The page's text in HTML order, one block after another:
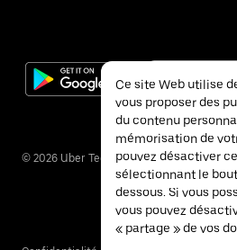
© 2026 Uber Technologies Inc.
Ce site Web utilise
vous proposer des
du contenu
mémorisation de
pouvez désactiver
sélectionnant le
dessous. Si vous
vous pouvez
« partage » de vos